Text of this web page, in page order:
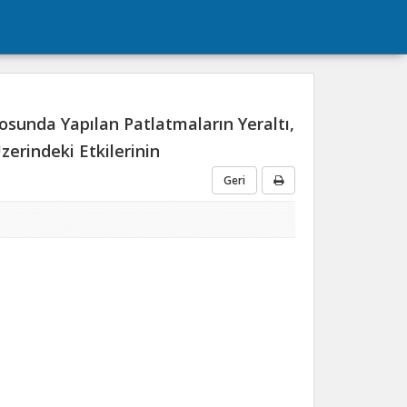
Yapılan Patlatmaların Yeraltı,
Etkilerinin
Geri